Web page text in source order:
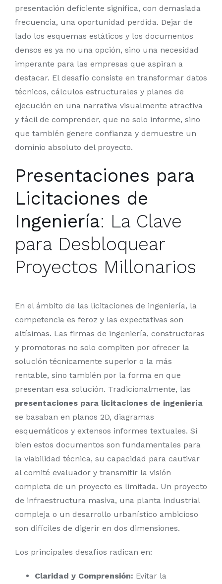
presentación deficiente significa, con demasiada
frecuencia, una oportunidad perdida. Dejar de
lado los esquemas estáticos y los documentos
densos es ya no una opción, sino una necesidad
imperante para las empresas que aspiran a
destacar. El desafío consiste en transformar datos
técnicos, cálculos estructurales y planes de
ejecución en una narrativa visualmente atractiva
y fácil de comprender, que no solo informe, sino
que también genere confianza y demuestre un
dominio absoluto del proyecto.
Presentaciones para
Licitaciones de
Ingeniería: La Clave
para Desbloquear
Proyectos Millonarios
En el ámbito de las licitaciones de ingeniería, la
competencia es feroz y las expectativas son
altísimas. Las firmas de ingeniería, constructoras
y promotoras no solo compiten por ofrecer la
solución técnicamente superior o la más
rentable, sino también por la forma en que
presentan esa solución. Tradicionalmente, las
presentaciones para licitaciones de ingeniería
se basaban en planos 2D, diagramas
esquemáticos y extensos informes textuales. Si
bien estos documentos son fundamentales para
la viabilidad técnica, su capacidad para cautivar
al comité evaluador y transmitir la visión
completa de un proyecto es limitada. Un proyecto
de infraestructura masiva, una planta industrial
compleja o un desarrollo urbanístico ambicioso
son difíciles de digerir en dos dimensiones.
Los principales desafíos radican en:
Claridad y Comprensión: Evitar la